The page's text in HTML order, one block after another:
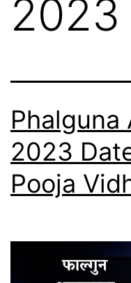
2023
Phalguna
2023
Pooja